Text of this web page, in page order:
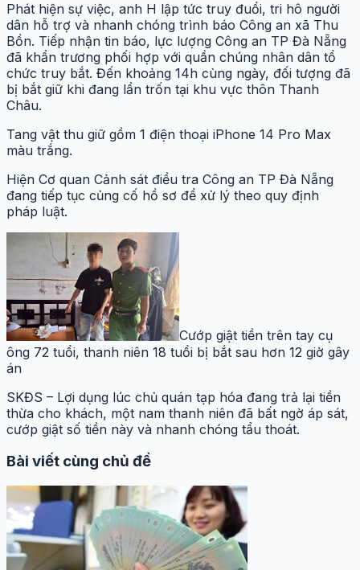
Phát hiện sự việc, anh H lập tức truy đuổi, tri hô người
dân hỗ trợ và nhanh chóng trình báo Công an xã Thu
Bồn. Tiếp nhận tin báo, lực lượng Công an TP Đà Nẵng
đã khẩn trương phối hợp với quần chúng nhân dân tổ
chức truy bắt. Đến khoảng 14h cùng ngày, đối tượng đã
bị bắt giữ khi đang lẩn trốn tại khu vực thôn Thanh
Châu.
Tang vật thu giữ gồm 1 điện thoại iPhone 14 Pro Max
màu trắng.
Hiện Cơ quan Cảnh sát điều tra Công an TP Đà Nẵng
đang tiếp tục củng cố hồ sơ để xử lý theo quy định
pháp luật.
Cướp giật tiền trên tay cụ
ông 72 tuổi, thanh niên 18 tuổi bị bắt sau hơn 12 giờ gây
án
SKĐS – Lợi dụng lúc chủ quán tạp hóa đang trả lại tiền
thừa cho khách, một nam thanh niên đã bất ngờ áp sát,
cướp giật số tiền này và nhanh chóng tẩu thoát.
Bài viết cùng chủ đề